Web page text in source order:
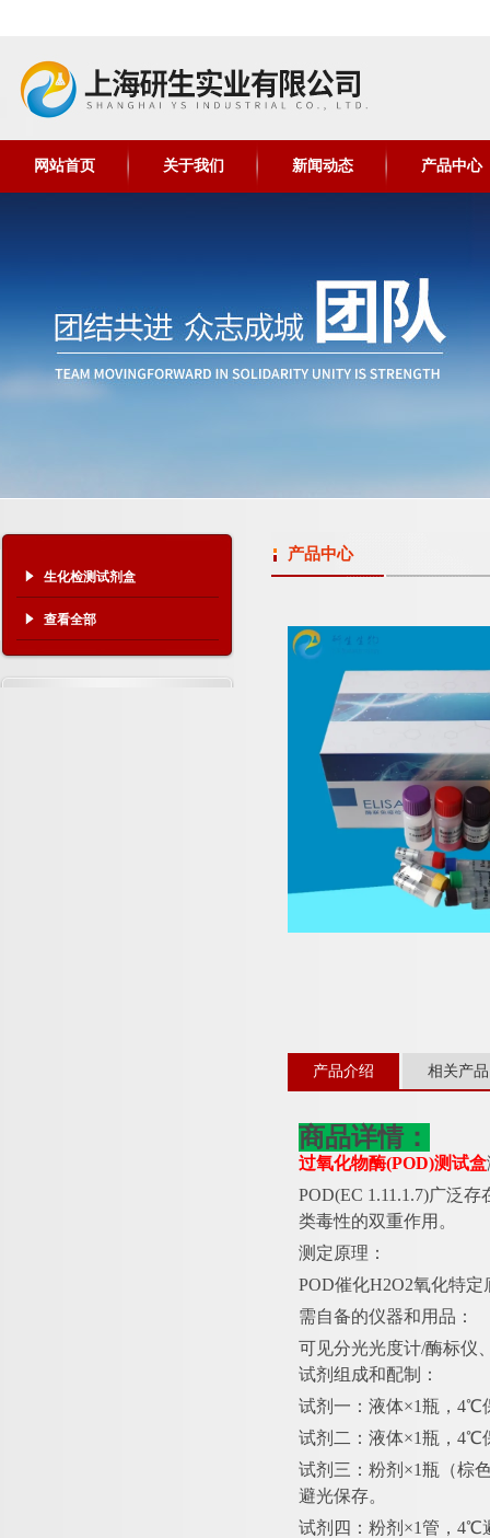
网站首页 关于我们 新闻动态 产品中心
生化检测试剂盒
查看全部
产品中心
产品介绍 相关产品
商品详情：
过氧化物酶(POD)测试盒
POD(EC 1.11.1.7)广泛
类毒性的双重作用。
测定原理：
POD催化H2O2氧化特
需自备的仪器和用品：
可见分光光度计/酶标仪
试剂组成和配制：
试剂一：液体×1瓶，4℃
试剂二：液体×1瓶，4℃
试剂三：粉剂 ×1瓶（棕
避光保存。
试剂四：粉剂 ×1管，4℃